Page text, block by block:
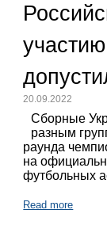
20.09.2022
Сборные
разным
раунда
на
футбольных
Read more